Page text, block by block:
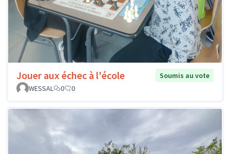
Jouer aux échec à l'école
Soumis au vote
WESSAL
0 0